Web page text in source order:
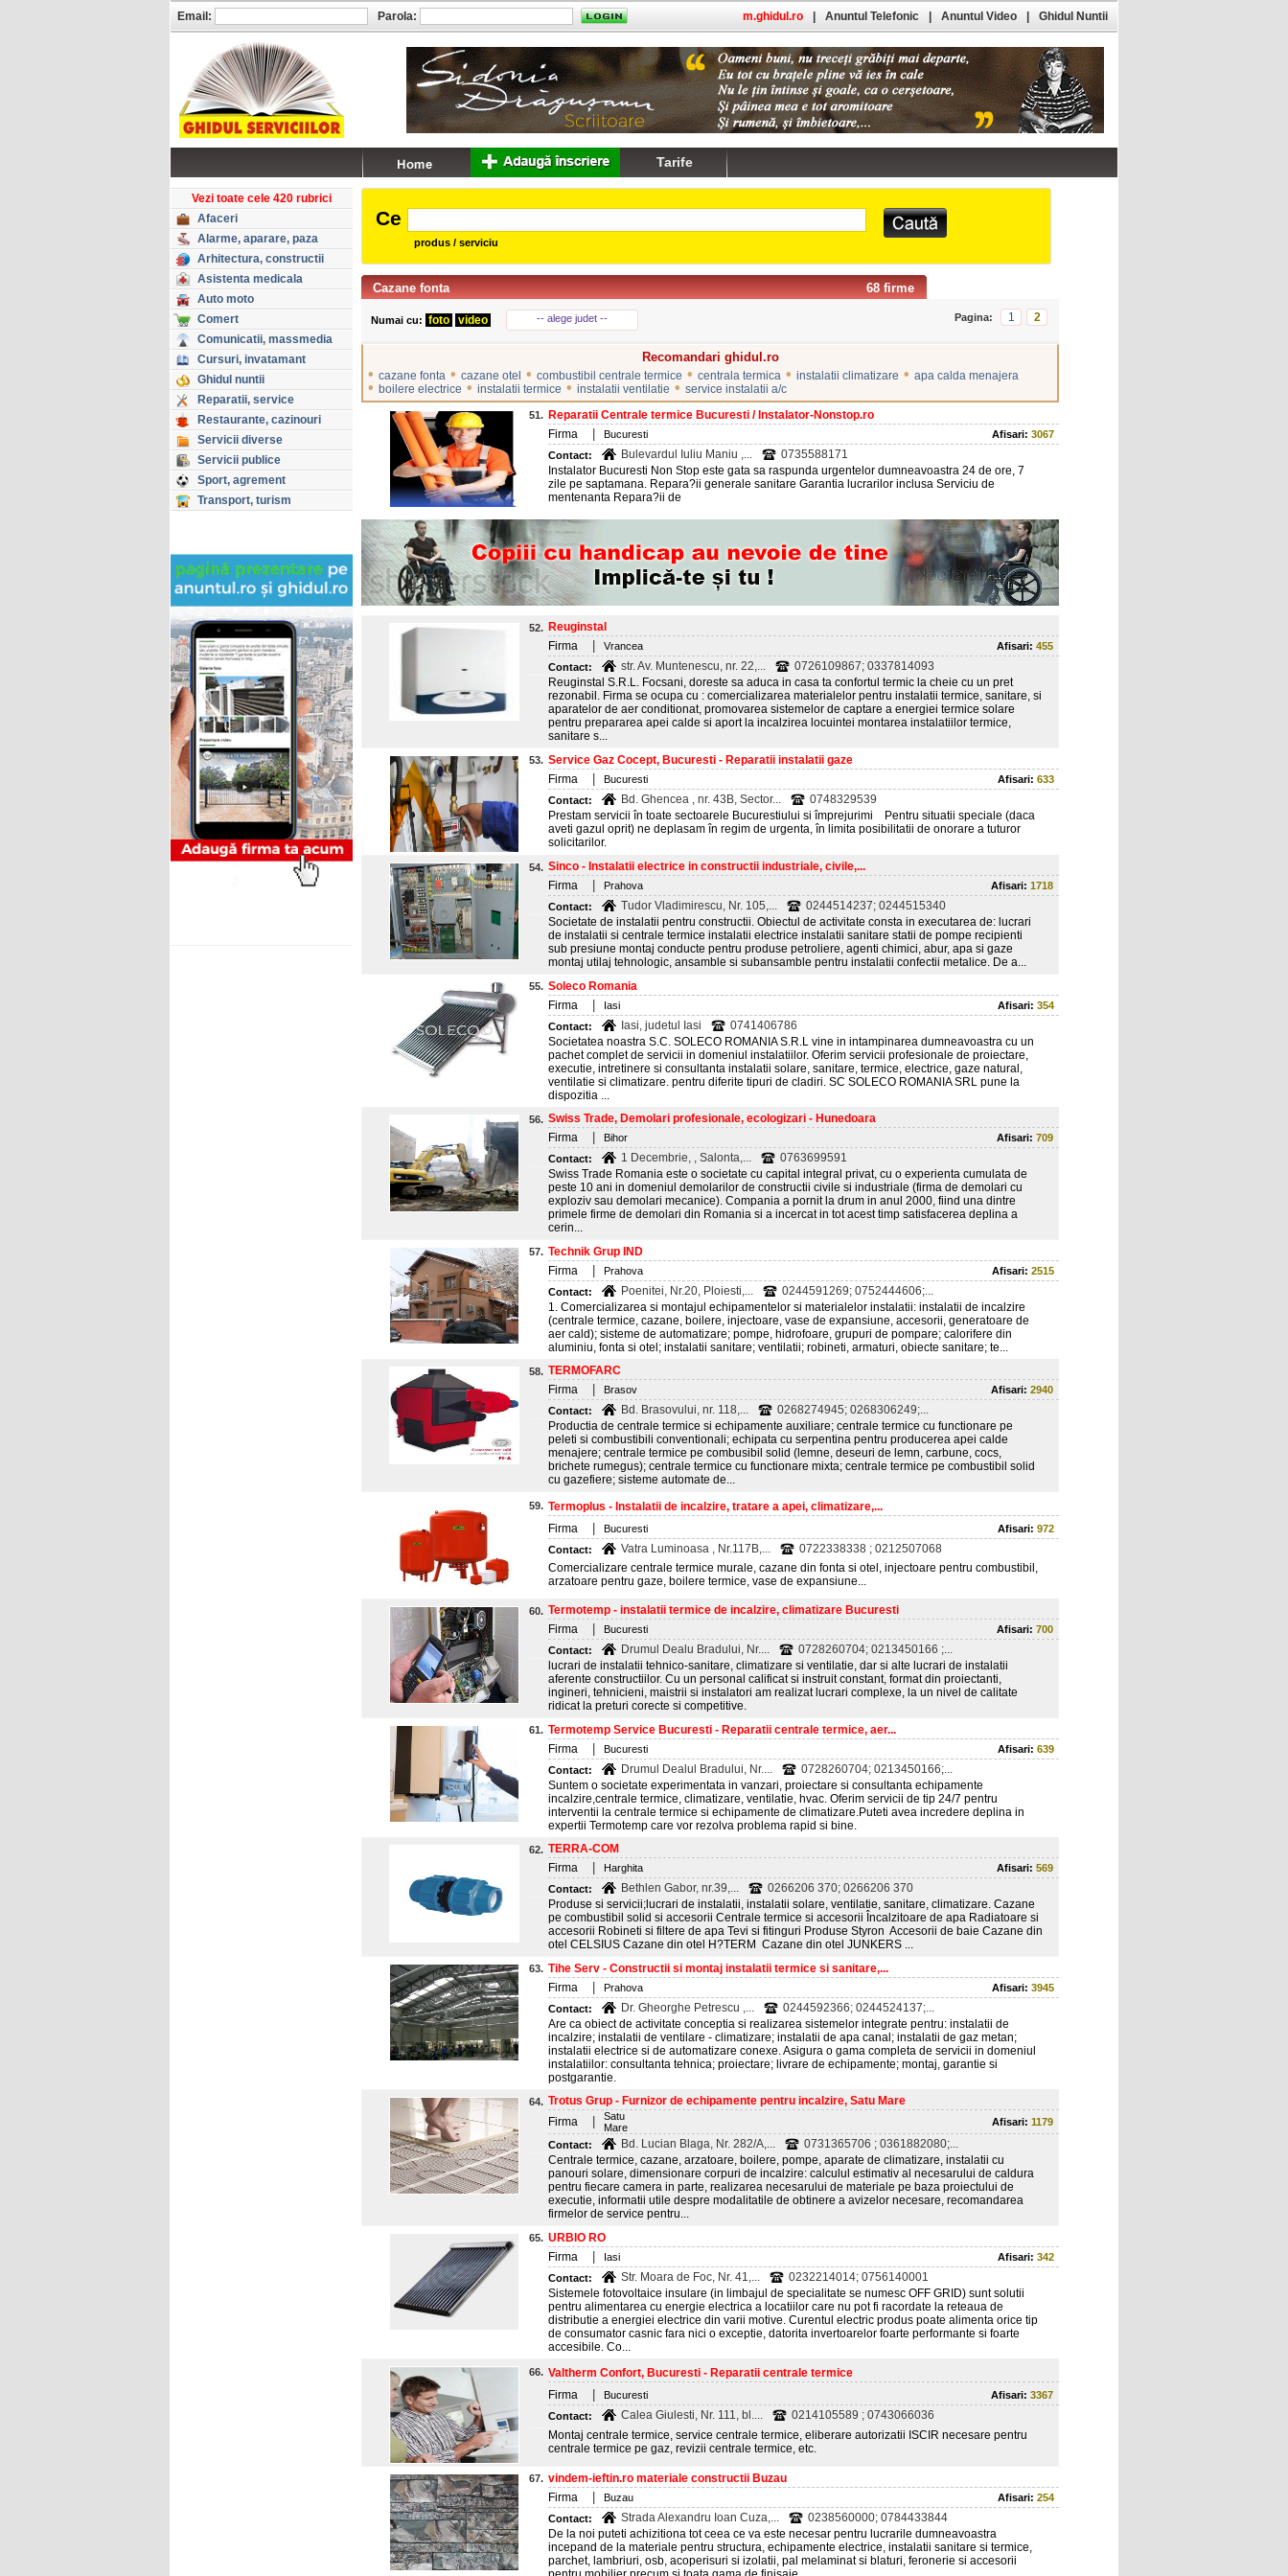
Vezi toate cele 420 rubrici
Afaceri
Alarme, aparare, paza
Arhitectura, constructii
Asistenta medicala
Auto moto
Comert
Comunicatii, massmedia
Cursuri, invatamant
Ghidul nuntii
Reparatii, service
Restaurante, cazinouri
Servicii diverse
Servicii publice
Sport, agrement
Transport, turism
Ce
produs / serviciu
68 firme
Cazane fonta
Numai cu: foto video -- alege judet -- Pagina: 1 2
Recomandari ghidul.ro
• cazane fonta • cazane otel • combustibil centrale termice • centrala termica • instalatii climatizare • apa calda menajera
• boilere electrice • instalatii termice • instalatii ventilatie • service instalatii a/c
51. Reparatii Centrale termice Bucuresti / Instalator-Nonstop.ro
Firma
Bucuresti Afisari: 3067
Contact:
Bulevardul Iuliu Maniu ,...
0735588171
Instalator Bucuresti Non Stop este gata sa raspunda urgentelor dumneavoastra 24 de ore, 7
zile pe saptamana. Repara?ii generale sanitare Garantia lucrarilor inclusa Serviciu de
mentenanta Repara?ii de
52. Reuginstal
Firma
Vrancea Afisari: 455
Contact:
str. Av. Muntenescu, nr. 22,...
0726109867; 0337814093
Reuginstal S.R.L. Focsani, doreste sa aduca in casa ta confortul termic la cheie cu un pret
rezonabil. Firma se ocupa cu : comercializarea materialelor pentru instalatii termice, sanitare, si
aparatelor de aer conditionat, promovarea sistemelor de captare a energiei termice solare
pentru prepararea apei calde si aport la incalzirea locuintei montarea instalatiilor termice,
sanitare s...
53. Service Gaz Cocept, Bucuresti - Reparatii instalatii gaze
Firma
Bucuresti Afisari: 633
Contact:
Bd. Ghencea , nr. 43B, Sector...
0748329539
Prestam servicii în toate sectoarele Bucurestiului si împrejurimi Pentru situatii speciale (daca
aveti gazul oprit) ne deplasam în regim de urgenta, în limita posibilitatii de onorare a tuturor
solicitarilor.
54. Sinco - Instalatii electrice in constructii industriale, civile,...
Firma
Prahova Afisari: 1718
Contact:
Tudor Vladimirescu, Nr. 105,...
0244514237; 0244515340
Societate de instalatii pentru constructii. Obiectul de activitate consta in executarea de: lucrari
de instalatii si centrale termice instalatii electrice instalatii sanitare statii de pompe recipienti
sub presiune montaj conducte pentru produse petroliere, agenti chimici, abur, apa si gaze
montaj utilaj tehnologic, ansamble si subansamble pentru instalatii confectii metalice. De a...
55. Soleco Romania
Firma
Iasi Afisari: 354
Contact:
Iasi, judetul Iasi
0741406786
Societatea noastra S.C. SOLECO ROMANIA S.R.L vine in intampinarea dumneavoastra cu un
pachet complet de servicii in domeniul instalatiilor. Oferim servicii profesionale de proiectare,
executie, intretinere si consultanta instalatii solare, sanitare, termice, electrice, gaze natural,
ventilatie si climatizare. pentru diferite tipuri de cladiri. SC SOLECO ROMANIA SRL pune la
dispozitia ...
56. Swiss Trade, Demolari profesionale, ecologizari - Hunedoara
Firma
Bihor Afisari: 709
Contact:
1 Decembrie, , Salonta,...
0763699591
Swiss Trade Romania este o societate cu capital integral privat, cu o experienta cumulata de
peste 10 ani in domeniul demolarilor de constructii civile si industriale (firma de demolari cu
exploziv sau demolari mecanice). Compania a pornit la drum in anul 2000, fiind una dintre
primele firme de demolari din Romania si a incercat in tot acest timp satisfacerea deplina a
cerin...
57. Technik Grup IND
Firma
Prahova Afisari: 2515
Contact:
Poenitei, Nr.20, Ploiesti,...
0244591269; 0752444606;...
1. Comercializarea si montajul echipamentelor si materialelor instalatii: instalatii de incalzire
(centrale termice, cazane, boilere, injectoare, vase de expansiune, accesorii, generatoare de
aer cald); sisteme de automatizare; pompe, hidrofoare, grupuri de pompare; calorifere din
aluminiu, fonta si otel; instalatii sanitare; ventilatii; robineti, armaturi, obiecte sanitare; te...
58. TERMOFARC
Firma
Brasov Afisari: 2940
Contact:
Bd. Brasovului, nr. 118,...
0268274945; 0268306249;...
Productia de centrale termice si echipamente auxiliare; centrale termice cu functionare pe
peleti si combustibili conventionali; echipata cu serpentina pentru producerea apei calde
menajere; centrale termice pe combusibil solid (lemne, deseuri de lemn, carbune, cocs,
brichete rumegus); centrale termice cu functionare mixta; centrale termice pe combustibil solid
cu gazefiere; sisteme automate de...
59. Termoplus - Instalatii de incalzire, tratare a apei, climatizare,...
Firma
Bucuresti Afisari: 972
Contact:
Vatra Luminoasa , Nr.117B,...
0722338338 ; 0212507068
Comercializare centrale termice murale, cazane din fonta si otel, injectoare pentru combustibil,
arzatoare pentru gaze, boilere termice, vase de expansiune...
60. Termotemp - instalatii termice de incalzire, climatizare Bucuresti
Firma
Bucuresti Afisari: 700
Contact:
Drumul Dealu Bradului, Nr....
0728260704; 0213450166 ;...
lucrari de instalatii tehnico-sanitare, climatizare si ventilatie, dar si alte lucrari de instalatii
aferente constructiilor. Cu un personal calificat si instruit constant, format din proiectanti,
ingineri, tehnicieni, maistrii si instalatori am realizat lucrari complexe, la un nivel de calitate
ridicat la preturi corecte si competitive.
61. Termotemp Service Bucuresti - Reparatii centrale termice, aer...
Firma
Bucuresti Afisari: 639
Contact:
Drumul Dealul Bradului, Nr....
0728260704; 0213450166;...
Suntem o societate experimentata in vanzari, proiectare si consultanta echipamente
incalzire,centrale termice, climatizare, ventilatie, hvac. Oferim servicii de tip 24/7 pentru
interventii la centrale termice si echipamente de climatizare.Puteti avea incredere deplina in
expertii Termotemp care vor rezolva problema rapid si bine.
62. TERRA-COM
Firma
Harghita Afisari: 569
Contact:
Bethlen Gabor, nr.39,...
0266206 370; 0266206 370
Produse si servicii;lucrari de instalatii, instalatii solare, ventilatie, sanitare, climatizare. Cazane
pe combustibil solid si accesorii Centrale termice si accesorii Încalzitoare de apa Radiatoare si
accesorii Robineti si filtere de apa Tevi si fitinguri Produse Styron Accesorii de baie Cazane din
otel CELSIUS Cazane din otel H?TERM Cazane din otel JUNKERS ...
63. Tihe Serv - Constructii si montaj instalatii termice si sanitare,...
Firma
Prahova Afisari: 3945
Contact:
Dr. Gheorghe Petrescu ,...
0244592366; 0244524137;...
Are ca obiect de activitate conceptia si realizarea sistemelor integrate pentru: instalatii de
incalzire; instalatii de ventilare - climatizare; instalatii de apa canal; instalatii de gaz metan;
instalatii electrice si de automatizare conexe. Asigura o gama completa de servicii in domeniul
instalatiilor: consultanta tehnica; proiectare; livrare de echipamente; montaj, garantie si
postgarantie.
64. Trotus Grup - Furnizor de echipamente pentru incalzire, Satu Mare
Firma
Satu
Mare
Afisari: 1179
Contact:
Bd. Lucian Blaga, Nr. 282/A,...
0731365706 ; 0361882080;...
Centrale termice, cazane, arzatoare, boilere, pompe, aparate de climatizare, instalatii cu
panouri solare, dimensionare corpuri de incalzire: calculul estimativ al necesarului de caldura
pentru fiecare camera in parte, realizarea necesarului de materiale pe baza proiectului de
executie, informatii utile despre modalitatile de obtinere a avizelor necesare, recomandarea
firmelor de service pentru...
65. URBIO RO
Firma
Iasi Afisari: 342
Contact:
Str. Moara de Foc, Nr. 41,...
0232214014; 0756140001
Sistemele fotovoltaice insulare (in limbajul de specialitate se numesc OFF GRID) sunt solutii
pentru alimentarea cu energie electrica a locatiilor care nu pot fi racordate la reteaua de
distributie a energiei electrice din varii motive. Curentul electric produs poate alimenta orice tip
de consumator casnic fara nici o exceptie, datorita invertoarelor foarte performante si foarte
accesibile. Co...
66. Valtherm Confort, Bucuresti - Reparatii centrale termice
Firma
Bucuresti Afisari: 3367
Contact:
Calea Giulesti, Nr. 111, bl....
0214105589 ; 0743066036
Montaj centrale termice, service centrale termice, eliberare autorizatii ISCIR necesare pentru
centrale termice pe gaz, revizii centrale termice, etc.
67. vindem-ieftin.ro materiale constructii Buzau
Firma
Buzau Afisari: 254
Contact:
Strada Alexandru Ioan Cuza,...
0238560000; 0784433844
De la noi puteti achizitiona tot ceea ce va este necesar pentru lucrarile dumneavoastra
incepand de la materiale pentru structura, echipamente electrice, instalatii sanitare si termice,
parchet, lambriuri, osb, acoperisuri si izolatii, pal melaminat si blaturi, feronerie si accesorii
Email: Parola: m.ghidul.ro Anuntul Telefonic Anuntul Video Ghidul Nuntii
Tarife